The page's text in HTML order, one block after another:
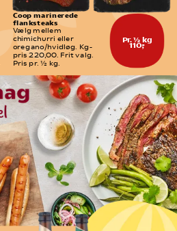
Pr. ½ kg
110,-
Coop marinerede
flanksteaks
Vælg mellem
chimichurri eller
oregano/hvidløg. Kg-
pris 220,00. Frit valg.
Pris pr. ½ kg.